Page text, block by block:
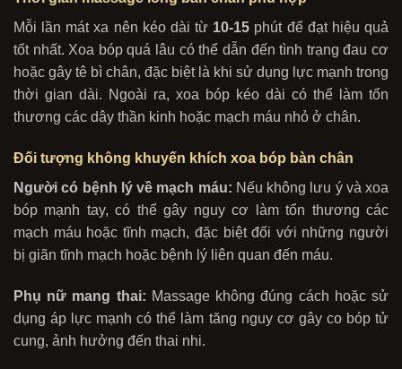
Mỗi lần mát xa nên kéo dài từ 10-15 phút để đạt hiệu quả
tốt nhất. Xoa bóp quá lâu có thể dẫn đến tình trạng đau cơ
hoặc gây tê bì chân, đặc biệt là khi sử dụng lực mạnh trong
thời gian dài. Ngoài ra, xoa bóp kéo dài có thể làm tổn
thương các dây thần kinh hoặc mạch máu nhỏ ở chân.
Đối tượng không khuyến khích xoa bóp bàn chân
Người có bệnh lý về mạch máu: Nếu không lưu ý và xoa
bóp mạnh tay, có thể gây nguy cơ làm tổn thương các
mạch máu hoặc tĩnh mạch, đặc biệt đối với những người
bị giãn tĩnh mạch hoặc bệnh lý liên quan đến máu.
Phụ nữ mang thai: Massage không đúng cách hoặc sử
dụng áp lực mạnh có thể làm tăng nguy cơ gây co bóp tử
cung, ảnh hưởng đến thai nhi.